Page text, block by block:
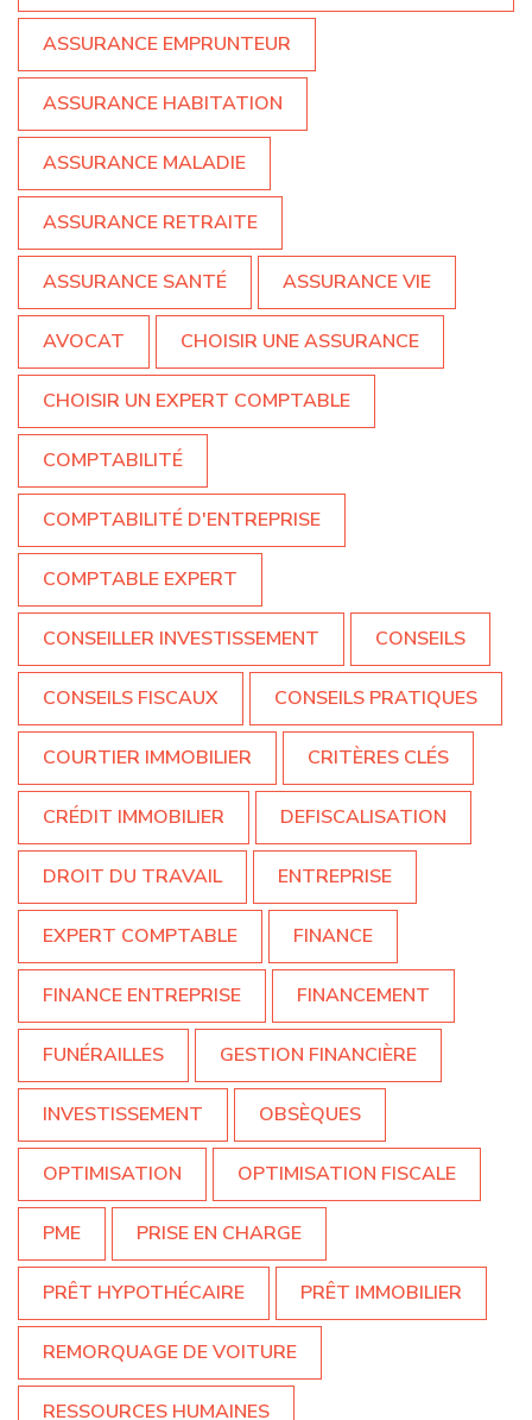
ASSURANCE EMPRUNTEUR
ASSURANCE HABITATION
ASSURANCE MALADIE
ASSURANCE RETRAITE
ASSURANCE SANTÉ ASSURANCE VIE
AVOCAT CHOISIR UNE ASSURANCE
CHOISIR UN EXPERT COMPTABLE
COMPTABILITÉ
COMPTABILITÉ D'ENTREPRISE
COMPTABLE EXPERT
CONSEILLER INVESTISSEMENT CONSEILS
CONSEILS FISCAUX CONSEILS PRATIQUES
COURTIER IMMOBILIER CRITÈRES CLÉS
CRÉDIT IMMOBILIER DEFISCALISATION
DROIT DU TRAVAIL ENTREPRISE
EXPERT COMPTABLE FINANCE
FINANCE ENTREPRISE FINANCEMENT
FUNÉRAILLES GESTION FINANCIÈRE
INVESTISSEMENT OBSÈQUES
OPTIMISATION OPTIMISATION FISCALE
PME PRISE EN CHARGE
PRÊT HYPOTHÉCAIRE PRÊT IMMOBILIER
REMORQUAGE DE VOITURE
RESSOURCES HUMAINES